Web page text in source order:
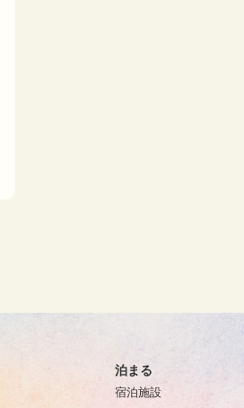
泊まる
宿泊施設